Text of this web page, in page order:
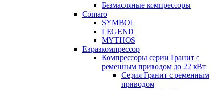
Безмасляные компрессоры
Comaro
SYMBOL
LEGEND
MYTHOS
Евразкомпрессор
Компрессоры серии Гранит с
ременным приводом до 22 кВт
Серия Гранит с ременным
приводом